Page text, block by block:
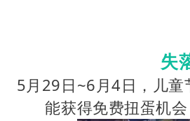
失
5月29日~6月4日，儿童
能获得免费扭蛋机